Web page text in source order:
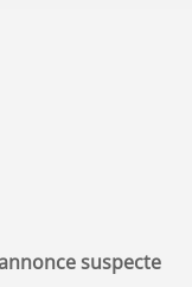
suspecte